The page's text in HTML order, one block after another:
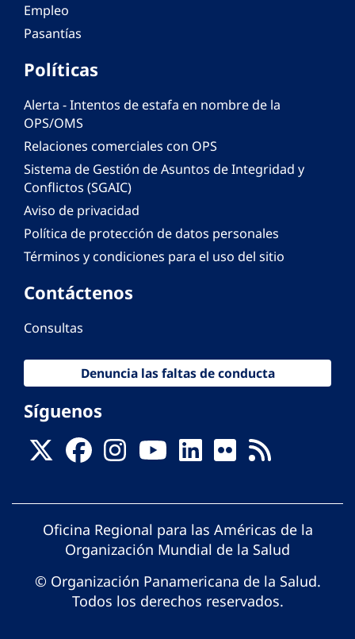
Empleo
Pasantías
Políticas
Alerta - Intentos de estafa en nombre de la
OPS/OMS
Relaciones comerciales con OPS
Sistema de Gestión de Asuntos de Integridad y
Conflictos (SGAIC)
Aviso de privacidad
Política de protección de datos personales
Términos y condiciones para el uso del sitio
Contáctenos
Consultas
Denuncia las faltas de conducta
Síguenos
Oficina Regional para las Américas de la
Organización Mundial de la Salud
© Organización Panamericana de la Salud.
Todos los derechos reservados.